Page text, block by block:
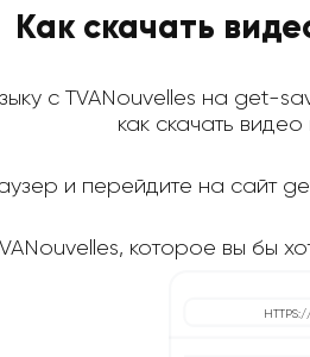
Как скачать
с TVANouvelles на get-
как скачать
и перейдите на сайт
которое вы бы